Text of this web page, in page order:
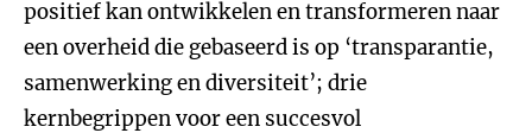
positief kan ontwikkelen en transformeren naar
een overheid die gebaseerd is op ‘transparantie,
samenwerking en diversiteit’; drie
kernbegrippen voor een succesvol